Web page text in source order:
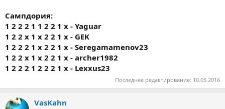
Сампдория:
1 2 2 2 1 1 2 2 1 х - Yaguar
1 2 2 х 1 х 2 2 1 х - GEK
1 2 2 2 1 х 2 2 1 х - Seregamamenov23
1 2 2 х 1 х 2 2 1 х - archer1982
1 2 2 2 1 2 2 2 1 х - Lexxus23
Последнее редактирование: 10.05.2016
VasKahn